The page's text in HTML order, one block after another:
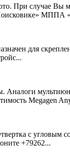
При случае Вы
МППА
для
Аналоги
Megagen
с угловым
+79262...